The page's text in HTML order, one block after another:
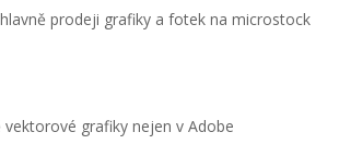
prodeji grafiky a fotek na microstock
grafiky nejen v Adobe